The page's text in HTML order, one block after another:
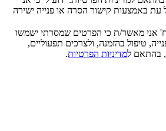
עת באמצעות קישור הסרה או פנייה ישירה
אני מאשר/ת כי הפרטים שמסרתי ישמשו
טיפול בהזמנה, ולצרכים תפעוליים,
בהתאם למדיניות הפרטיות.